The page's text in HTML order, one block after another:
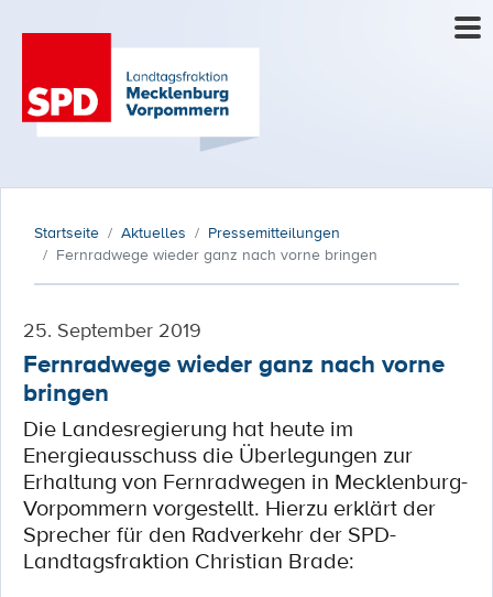
Startseite Aktuelles
Pressemitteilungen
Fernradwege wieder ganz nach vorne bringen
25. September 2019
Fernradwege wieder ganz nach vorne
bringen
Die Landesregierung hat heute im
Energieausschuss die Überlegungen zur
Erhaltung von Fernradwegen in Mecklenburg-
Vorpommern vorgestellt. Hierzu erklärt der
Sprecher für den Radverkehr der SPD-
Landtagsfraktion Christian Brade: